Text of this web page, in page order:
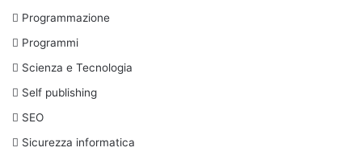
Programmazione
Programmi
Scienza e Tecnologia
Self publishing
SEO
Sicurezza informatica